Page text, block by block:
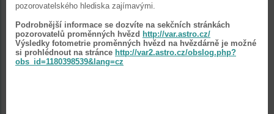
pozorovatelského hlediska zajímavými.
Podrobnější informace se dozvíte na sekčních stránkách
pozorovatelů proměnných hvězd http://var.astro.cz/
Výsledky fotometrie proměnných hvězd na hvězdárně je možné
si prohlédnout na stránce http://var2.astro.cz/obslog.php?
obs_id=1180398539&lang=cz